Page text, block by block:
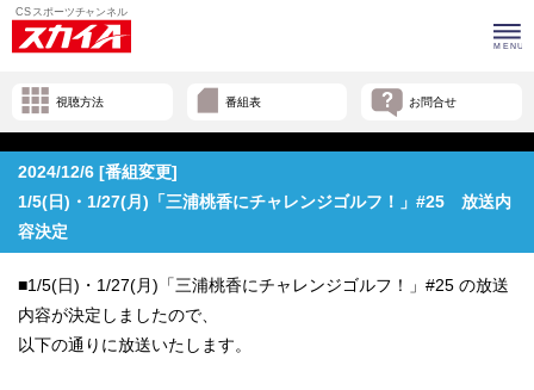
視聴方法 番組表 お問合せ
2024/12/6 [番組変更]
1/5(日)・1/27(月)「三浦桃香にチャレンジゴルフ！」#25 放送内
容決定
■1/5(日)・1/27(月)「三浦桃香にチャレンジゴルフ！」#25 の放送
内容が決定しましたので、
以下の通りに放送いたします。